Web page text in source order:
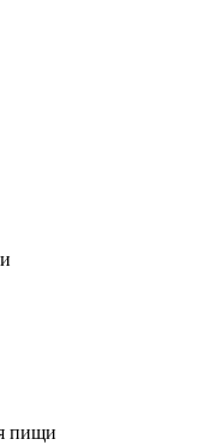
пищи